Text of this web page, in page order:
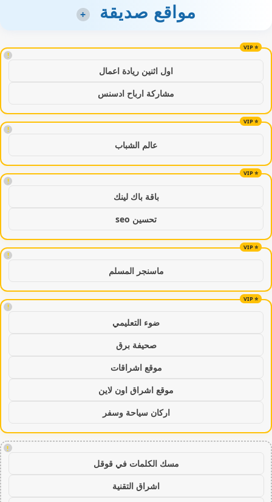
مواقع صديقة +
!
اول اثنين ريادة اعمال
مشاركة ارباح ادسنس
!
عالم الشباب
!
باقة باك لينك
تحسين seo
!
ماسنجر المسلم
!
ضوء التعليمي
صحيفة برق
موقع اشراقات
موقع اشراق اون لاين
اركان سياحة وسفر
!
مسك الكلمات في قوقل
اشراق التقنية